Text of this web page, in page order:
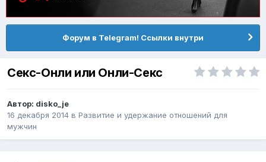
Форум в Telegram! Ссылки внутри
Секс-Онли или Онли-Секс
Автор: disko_je
16 декабря 2014 в Pазвитие и удержание отношений для
мужчин